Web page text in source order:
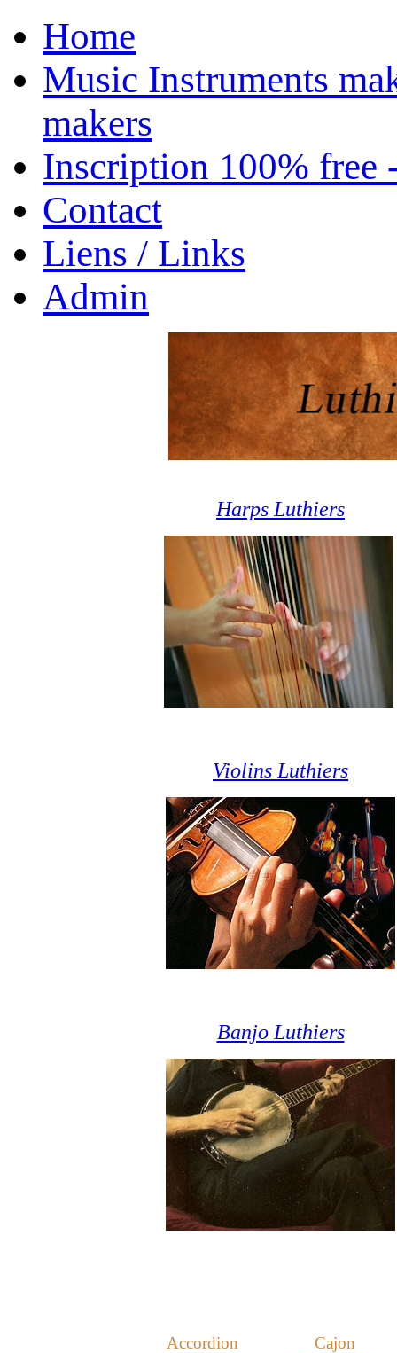
Home
Music Instruments
makers
Inscription 100% free
Contact
Liens / Links
Admin
Harps Luthiers
Violins Luthiers
Banjo Luthiers
Accordion Cajon